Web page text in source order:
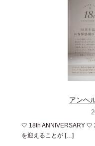
アンヘ
🤍 18th ANNIVERSARY
を迎えることが […]